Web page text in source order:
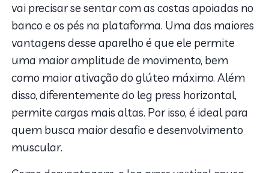
vai precisar se sentar com as costas apoiadas no
banco e os pés na plataforma. Uma das maiores
vantagens desse aparelho é que ele permite
uma maior amplitude de movimento, bem
como maior ativação do glúteo máximo. Além
disso, diferentemente do leg press horizontal,
permite cargas mais altas. Por isso, é ideal para
quem busca maior desafio e desenvolvimento
muscular.